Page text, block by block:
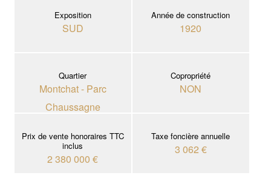
Exposition
SUD
Année de construction
1920
Quartier
Montchat - Parc
Chaussagne
Copropriété
NON
Prix de vente honoraires TTC
inclus
2 380 000 €
Taxe foncière annuelle
3 062 €